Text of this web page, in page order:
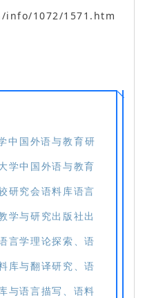
1072/1571.htm
中国外语与教育研
学中国外语与教育
研究会语料库语言
学与研究出版社出
言学理论探索、语
库与翻译研究、语
与语言描写、语料